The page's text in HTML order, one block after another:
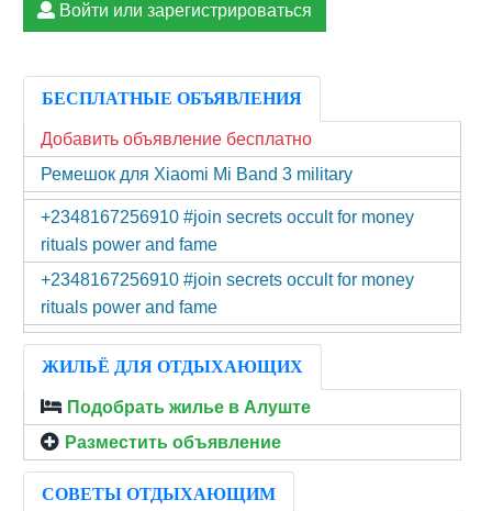
Войти или зарегистрироваться
БЕСПЛАТНЫЕ ОБЪЯВЛЕНИЯ
Добавить объявление бесплатно
Ремешок для Xiaomi Mi Band 3 military
+2348167256910 #join secrets occult for money
rituals power and fame
+2348167256910 #join secrets occult for money
rituals power and fame
ЖИЛЬЁ ДЛЯ ОТДЫХАЮЩИХ
Подобрать жилье в Алуште
Разместить объявление
СОВЕТЫ ОТДЫХАЮЩИМ